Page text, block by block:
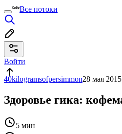
Все потоки
Войти
40kilogramsofpersimmon28 мая
Здоровье гика:
5 мин